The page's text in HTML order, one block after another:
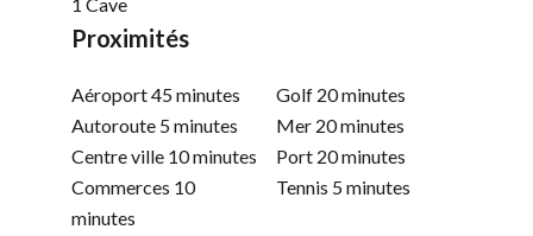
Proximités
Aéroport45 minutes
Autoroute 5 minutes
Centre ville 10 minutes
Commerces 10
minutes
Golf 20 minutes
Mer 20 minutes
Port 20 minutes
Tennis 5 minutes